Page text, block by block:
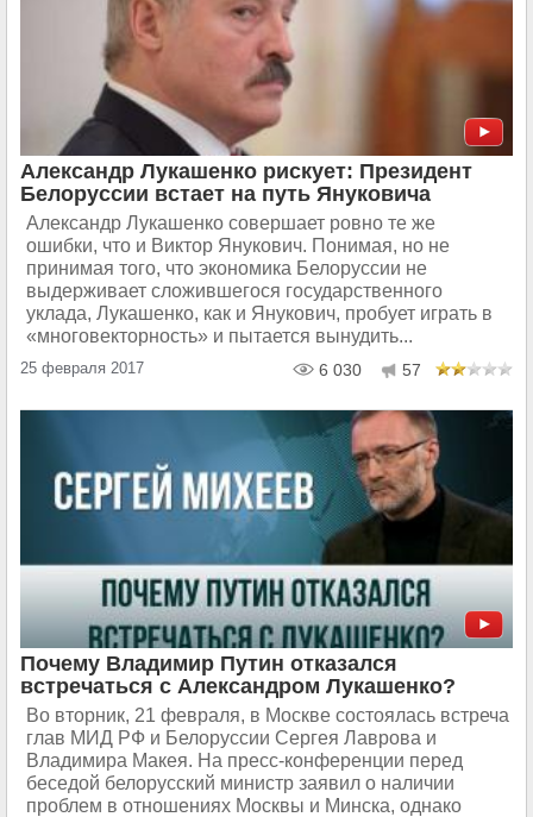
Александр Лукашенко рискует: Президент
Белоруссии встает на путь Януковича
Александр Лукашенко совершает ровно те же
ошибки, что и Виктор Янукович. Понимая, но не
принимая того, что экономика Белоруссии не
выдерживает сложившегося государственного
уклада, Лукашенко, как и Янукович, пробует играть в
«многовекторность» и пытается вынудить...
25 февраля 2017 6 030 57
Почему Владимир Путин отказался
встречаться с Александром Лукашенко?
Во вторник, 21 февраля, в Москве состоялась встреча
глав МИД РФ и Белоруссии Сергея Лаврова и
Владимира Макея. На пресс-конференции перед
беседой белорусский министр заявил о наличии
проблем в отношениях Москвы и Минска, однако